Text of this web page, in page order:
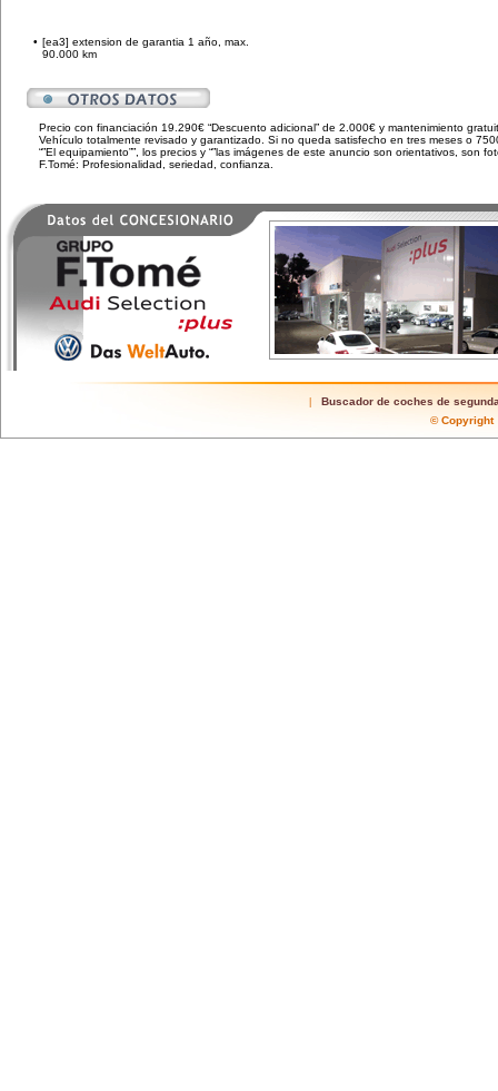
• [ea3] extension de garantia 1 año, max.
90.000 km
Precio con financiación 19.290€ “Descuento adicional” de 2.000€ y mantenimiento
Vehículo totalmente revisado y garantizado. Si no queda satisfecho en tres meses o
“”El equipamiento””, los precios y “”las imágenes de este anuncio son orientativos,
F.Tomé: Profesionalidad, seriedad, confianza.
Buscador de coches de
©